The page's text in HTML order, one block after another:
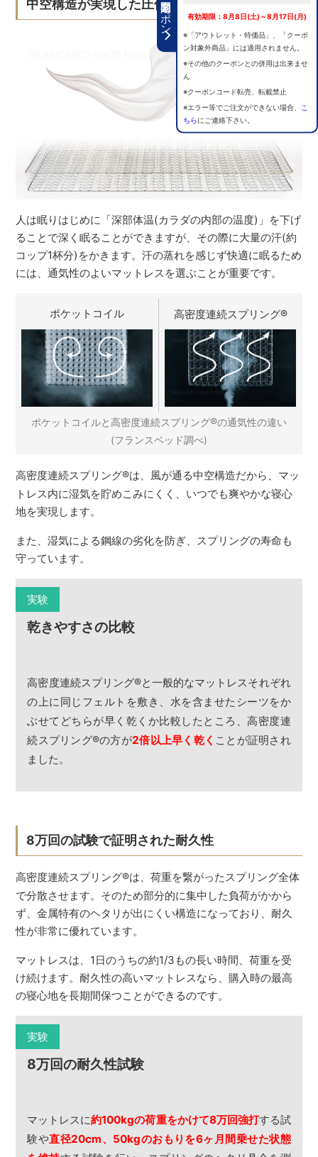
期間限定クーポン 有効期限：8月8日(土)～8月17日(月)
※「アウトレット・特価品」、「クーポ
ン対象外商品」には適用されません。
※その他のクーポンとの併用は出来ませ
ん
※クーポンコード転売、転載禁止
※エラー等でご注文ができない場合、
こ
ちらにご連絡下さい。
中空構造が実現した圧倒的な通気性
人は眠りはじめに「深部体温(カラダの内部の温度)」を下げ
ることで深く眠ることができますが、その際に大量の汗(約
コップ1杯分)をかきます。汗の蒸れを感じず快適に眠るため
には、通気性のよいマットレスを選ぶことが重要です。
ポケットコイル 高密度連続スプリング®
ポケットコイルと高密度連続スプリング®の通気性の違い
(フランスベッド調べ)
高密度連続スプリング®は、風が通る中空構造だから、マッ
トレス内に湿気を貯めこみにくく、いつでも爽やかな寝心
地を実現します。
また、湿気による鋼線の劣化を防ぎ、スプリングの寿命も
守っています。
実験
乾きやすさの比較
高密度連続スプリング®と一般的なマットレスそれぞれ
の上に同じフェルトを敷き、水を含ませたシーツをか
ぶせてどちらが早く乾くか比較したところ、高密度連
続スプリング®の方が2倍以上早く乾く ことが証明され
ました。
8万回の試験で証明された耐久性
高密度連続スプリング®は、荷重を繋がったスプリング全体
で分散させます。そのため部分的に集中した負荷がかから
ず、金属特有のヘタリが出にくい構造になっており、耐久
性が非常に優れています。
マットレスは、1日のうちの約1/3もの長い時間、荷重を受
け続けます。耐久性の高いマットレスなら、購入時の最高
の寝心地を長期間保つことができるのです。
実験
8万回の耐久性試験
マットレスに約100kgの荷重をかけて8万回強打する試
験や直径20cm、50kgのおもりを6ヶ月間乗せた状態